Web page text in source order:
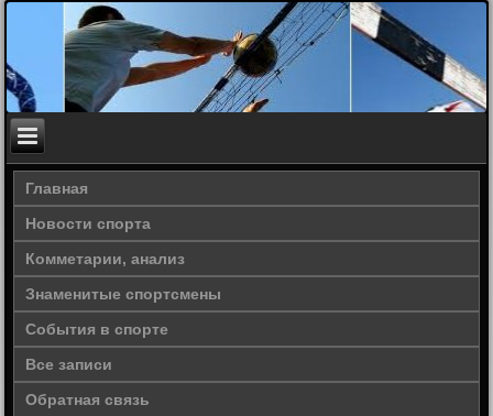
Главная
Новости спорта
Комметарии, анализ
Знаменитые спортсмены
События в спорте
Все записи
Обратная связь